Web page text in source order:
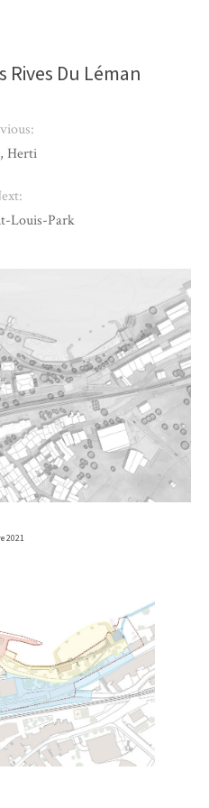
2021
Rives Du Léman
Herti
Louis-Park